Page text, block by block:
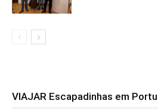
VIAJAR Escapadinhas em